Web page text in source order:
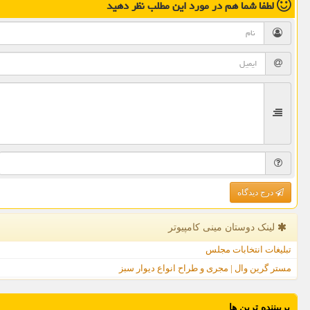
لطفا شما همدر مورد این مطلبنظر دهید
درج دیدگاه
لینک دوستان مینی كامپیوتر
تبلیغات انتخابات مجلس
مستر گرین وال | مجری و طراح انواع دیوار سبز
پربیننده ترین ها